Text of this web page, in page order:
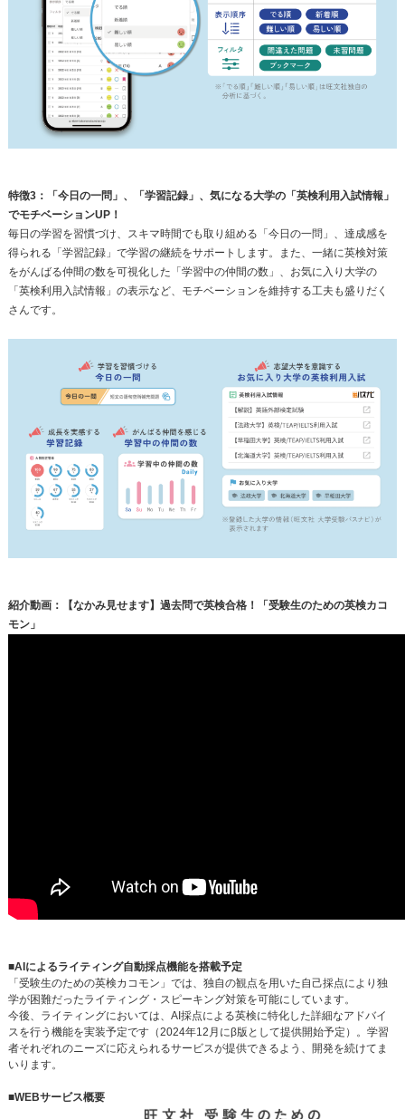
特徴3：「今日の一問」、「学習記録」、気になる大学の「英検利用入試情報」
でモチベーションUP！
毎日の学習を習慣づけ、スキマ時間でも取り組める「今日の一問」、達成感を
得られる「学習記録」で学習の継続をサポートします。また、一緒に英検対策
をがんばる仲間の数を可視化した「学習中の仲間の数」、お気に入り大学の
「英検利用入試情報」の表示など、モチベーションを維持する工夫も盛りだく
さんです。
紹介動画：【なかみ見せます】過去問で英検合格！「受験生のための英検カコ
モン」
■AIによるライティング自動採点機能を搭載予定
「受験生のための英検カコモン」では、独自の観点を用いた自己採点により独
学が困難だったライティング・スピーキング対策を可能にしています。
今後、ライティングにおいては、AI採点による英検に特化した詳細なアドバイ
スを行う機能を実装予定です（2024年12月にβ版として提供開始予定）。学習
者それぞれのニーズに応えられるサービスが提供できるよう、開発を続けてま
いります。
■WEBサービス概要